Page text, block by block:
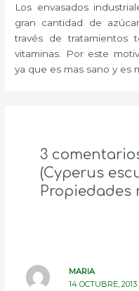
Los envasados
gran cantidad de
través de tratamientos
vitaminas. Por este
ya que es mas sano y es
3
(Cyperus
Propiedades
MARIA
14 OCTUBRE,